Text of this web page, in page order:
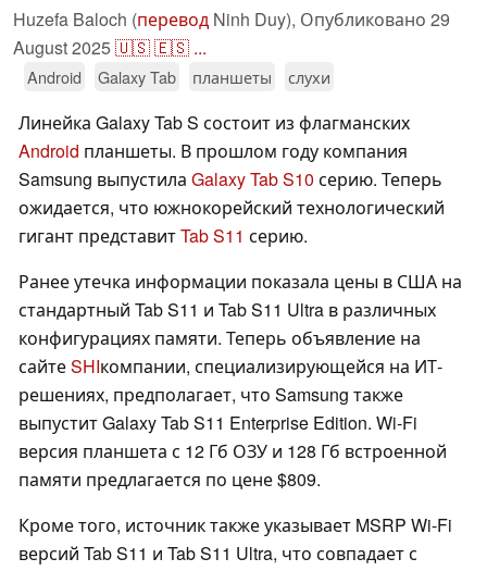
Huzefa Baloch (перевод Ninh Duy), Опубликовано 29
August 2025🇺🇸🇪🇸 ...
Android Galaxy Tab планшеты слухи
Линейка Galaxy Tab S состоит из флагманских
Android планшеты. В прошлом году компания
Samsung выпустила Galaxy Tab S10 серию. Теперь
ожидается, что южнокорейский технологический
гигант представитTab S11 серию.
Ранее утечка информации показала цены в США на
стандартный Tab S11 и Tab S11 Ultra в различных
конфигурациях памяти. Теперь объявление на
сайтеSHIкомпании, специализирующейся на ИТ-
решениях, предполагает, что Samsung также
выпустит Galaxy Tab S11 Enterprise Edition. Wi-Fi
версия планшета с 12 Гб ОЗУ и 128 Гб встроенной
памяти предлагается по цене $809.
Кроме того, источник также указывает MSRP Wi-Fi
версий Tab S11 и Tab S11 Ultra, что совпадает с